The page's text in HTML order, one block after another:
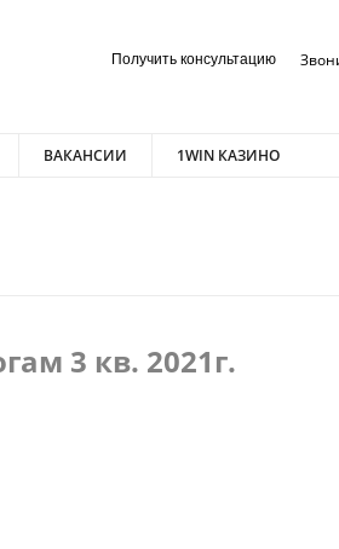
Получить консультацию
ВАКАНСИИ 1WIN КАЗИНО
3 кв. 2021г.